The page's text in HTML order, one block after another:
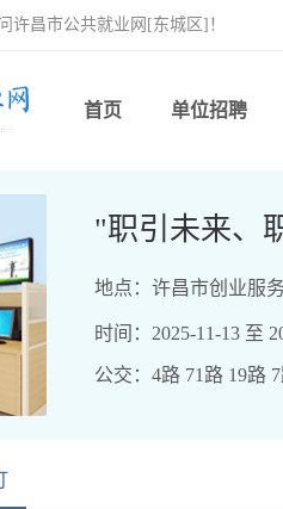
许昌市公共就业网[东城区]！
首页 单位招聘
"职引未来、
地点：许昌市创业服
时间：2025-11-13 至
公交：4路 71路 19路